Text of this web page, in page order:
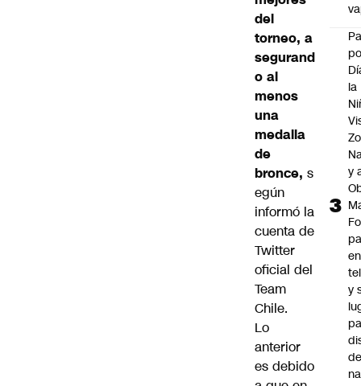
del
torneo, a
segurand
o al
menos
una
medalla
de
bronce, s
egún
informó la
cuenta de
Twitter
oficial del
Team
Chile.
Lo
anterior
es debido
la
y
en
y